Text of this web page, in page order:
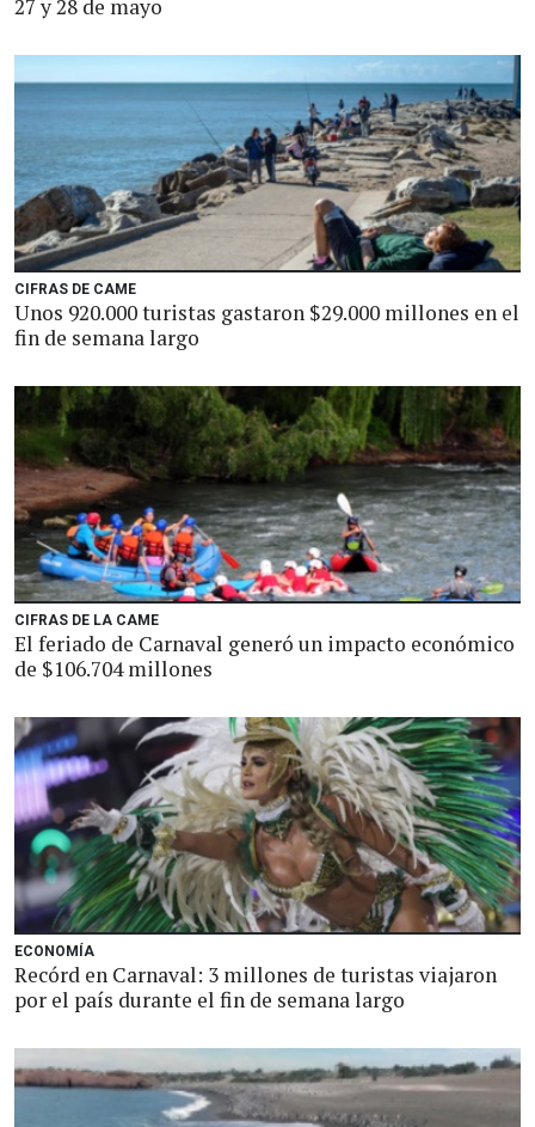
27 y 28 de mayo
CIFRAS DE CAME
Unos 920.000 turistas gastaron $29.000 millones en el
fin de semana largo
CIFRAS DE LA CAME
El feriado de Carnaval generó un impacto económico
de $106.704 millones
ECONOMÍA
Recórd en Carnaval: 3 millones de turistas viajaron
por el país durante el fin de semana largo